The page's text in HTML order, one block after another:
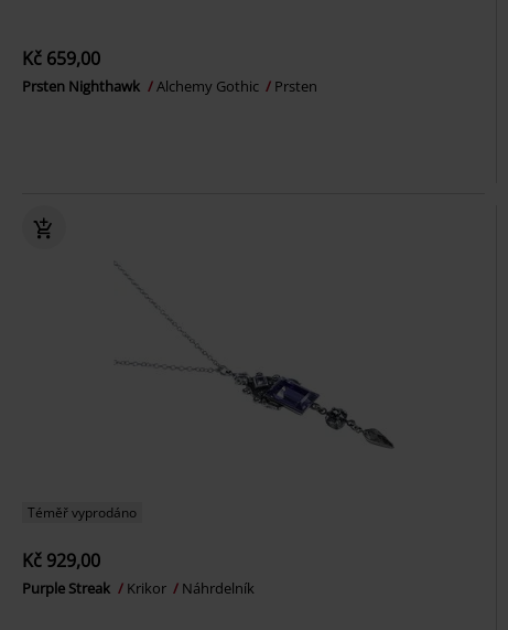
Kč 659,00
Prsten Nighthawk Alchemy Gothic Prsten
Téměř vyprodáno
Kč 929,00
Purple Streak Krikor Náhrdelník